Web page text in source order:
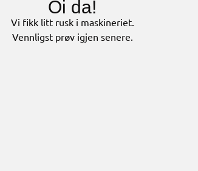
Oi da!
Vi fikk litt rusk i maskineriet.
Vennligst prøv igjen senere.